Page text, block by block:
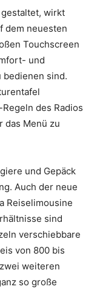
wirkt
dem neuesten
Touchscreen
und
sind.
des Radios
das Menü zu
und Gepäck
Auch der neue
Reiselimousine
sind
verschiebbare
von 800 bis
weiteren
so große